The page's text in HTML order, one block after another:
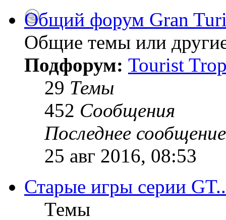
Общий форум Gran
Общие темы или
Подфорум: Tourist
29 Темы
452 Сообщения
Последнее сообщение
25 авг 2016, 08:53
Старые игры серии
Темы